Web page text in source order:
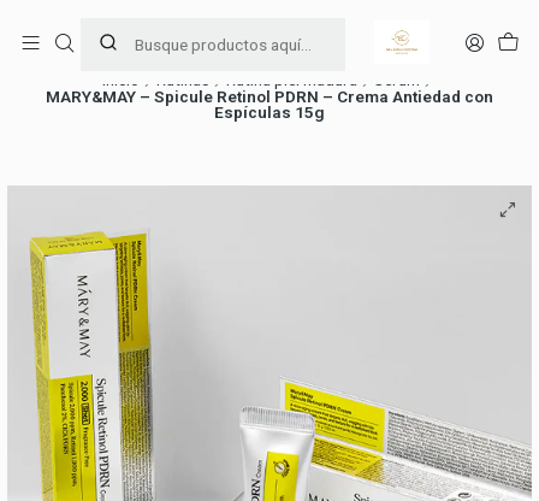
MARY&MAY – Spicule Retinol PDRN – Crema Antiedad con
Espículas 15g